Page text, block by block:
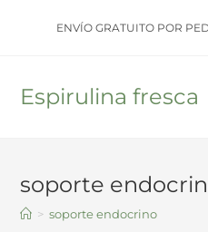
ENVÍO GRATUITO POR
Espirulina fresca
soporte
> soporte endocrino